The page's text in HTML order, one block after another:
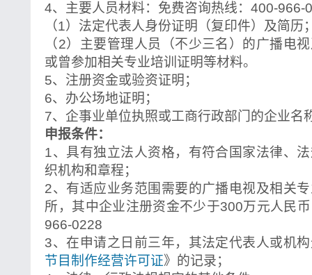
4、主要人员材料：免费咨询热线：400-966-
（1）法定代表人身份证明（复印件）及简历
（2）主要管理人员（不少三名）的广播电
或曾参加相关专业培训证明等材料。
5、注册资金或验资证明；
6、办公场地证明；
7、企事业单位执照或工商行政部门的企业名
申报条件：
1、具有独立法人资格，有符合国家法律、
织机构和章程；
2、有适应业务范围需要的广播电视及相关
所，其中企业注册资金不少于300万元人民
966-0228
3、在申请之日前三年，其法定代表人或机
节目制作经营许可证》的记录；